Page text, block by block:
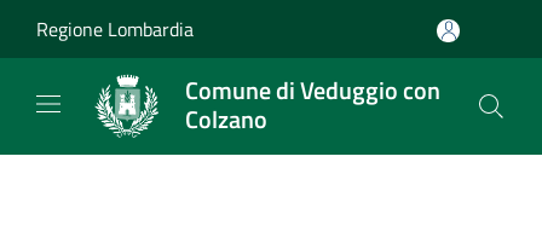
Regione Lombardia
Comune di Veduggio con
Colzano